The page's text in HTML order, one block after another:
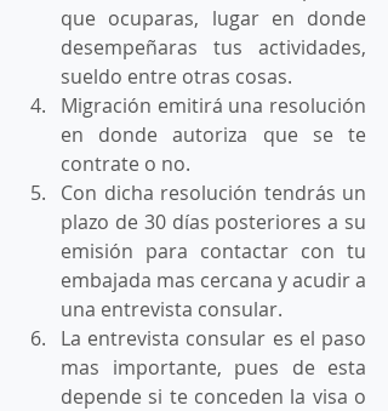
que ocuparas, lugar en donde
desempeñaras tus actividades,
sueldo entre otras cosas.
Migración emitirá una resolución
en donde autoriza que se te
contrate o no.
Con dicha resolución tendrás un
plazo de 30 días posteriores a su
emisión para contactar con tu
embajada mas cercana y acudir a
una entrevista consular.
La entrevista consular es el paso
mas importante, pues de esta
depende si te conceden la visa o